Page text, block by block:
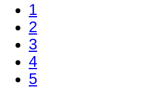
1
2
3
4
5